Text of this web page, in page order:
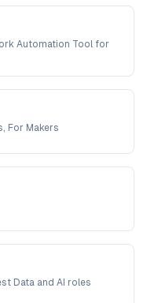
Automation Tool for
For Makers
Data and AI roles